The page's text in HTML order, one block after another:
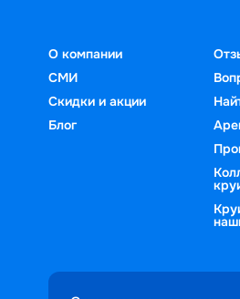
О компании
СМИ
Скидки и акции
Блог